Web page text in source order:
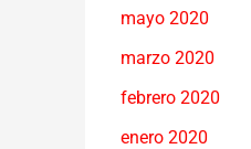
mayo 2020
marzo 2020
febrero 2020
enero 2020